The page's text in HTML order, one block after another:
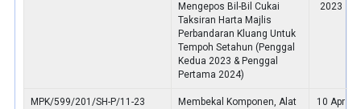
Mengepos Bil-Bil Cukai
Taksiran Harta Majlis
Perbandaran Kluang Untuk
Tempoh Setahun (Penggal
Kedua 2023 & Penggal
Pertama 2024)
2023
MPK/599/201/SH-P/11-23
Membekal Komponen, Alat
10 Apr